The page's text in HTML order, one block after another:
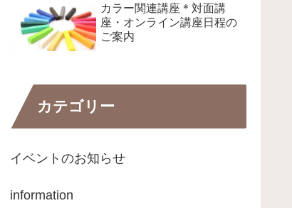
カラー関連講座＊対面講
座・オンライン講座日程の
ご案内
カテゴリー
イベントのお知らせ
information